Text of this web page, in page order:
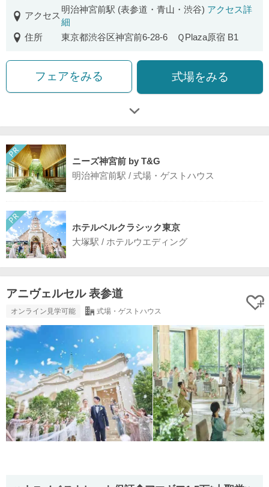
アクセス
明治神宮前駅 (表参道・青山・渋谷) アクセス詳
細
住所
東京都渋谷区神宮前6-28-6 ＱPlaza原宿 B1
フェアをみる 式場をみる
ニーズ神宮前 by T&G
明治神宮前駅 / 式場・ゲストハウス
ホテルベルクラシック東京
大塚駅 / ホテルウエディング
アニヴェルセル 表参道
オンライン見学可能 式場・ゲストハウス